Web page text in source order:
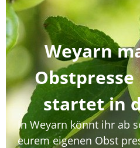
Weyarn
startet in
In Weyarn könnt ihr ab
eurem eigenen Obst